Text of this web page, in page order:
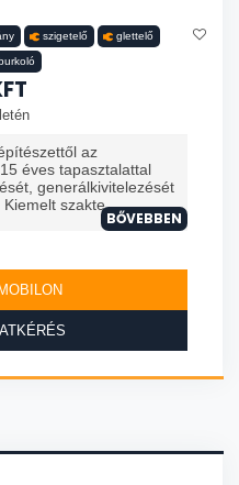
szigetelő glettelő
az
éves tapasztalattal
generálkivitelezését
szakte...
BŐVEBBEN